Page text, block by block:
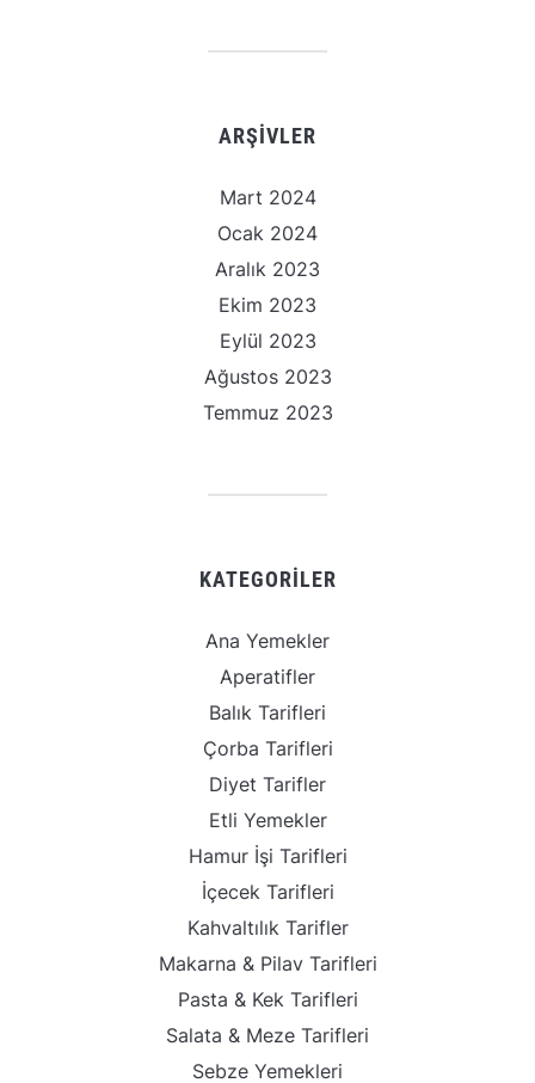
ARŞIVLER
Mart 2024
Ocak 2024
Aralık 2023
Ekim 2023
Eylül 2023
Ağustos 2023
Temmuz 2023
KATEGORILER
Ana Yemekler
Aperatifler
Balık Tarifleri
Çorba Tarifleri
Diyet Tarifler
Etli Yemekler
Hamur İşi Tarifleri
İçecek Tarifleri
Kahvaltılık Tarifler
Makarna & Pilav Tarifleri
Pasta & Kek Tarifleri
Salata & Meze Tarifleri
Sebze Yemekleri